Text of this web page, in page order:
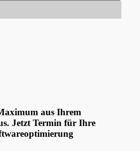
aus Ihrem
Jetzt Termin für Ihre